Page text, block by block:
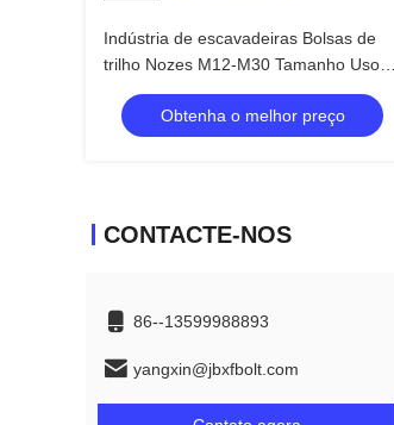
Indústria de escavadeiras Bolsas de
trilho Nozes M12-M30 Tamanho Uso
duradouro
Obtenha o melhor preço
CONTACTE-NOS
86--13599988893
yangxin@jbxfbolt.com